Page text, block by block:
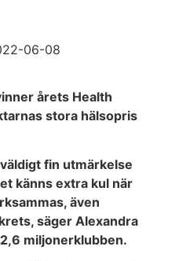
06-08
årets Health
stora hälsopris
fin utmärkelse
känns extra kul när
även
säger Alexandra
miljonerklubben.